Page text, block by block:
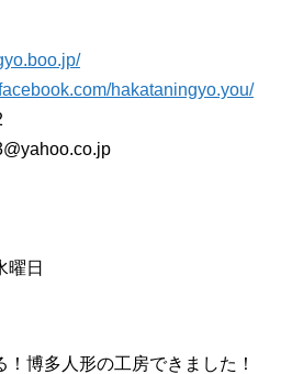
hakataningyo.you/
曜日
！博多人形の工房できました！